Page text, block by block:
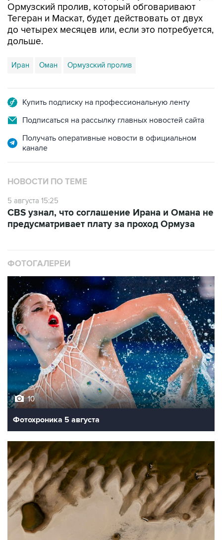
Ормузский пролив, который обговаривают
Тегеран и Маскат, будет действовать от двух
до четырех месяцев или, если это потребуется,
дольше.
Иран Оман Ормузский пролив
Купить подписку на профессиональную ленту
Подписаться на рассылку главных новостей сайта
Получать оперативные новости в официальном
канале
НОВОСТИ ПО ТЕМЕ
5 августа 15:25
CBS узнал, что соглашение Ирана и Омана не
предусматривает плату за проход Ормуза
ФОТОГАЛЕРЕИ
10
Фотохроника 5 августа